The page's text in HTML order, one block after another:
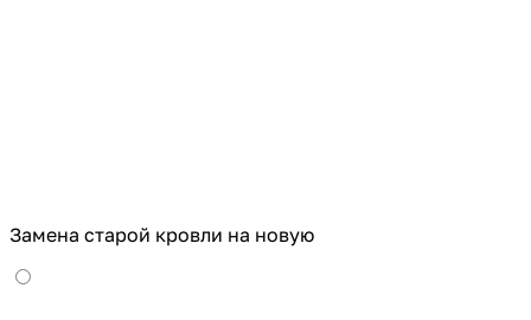
Замена старой кровли на новую